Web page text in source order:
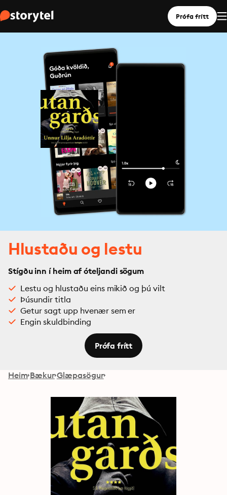
Prófa frítt
Hlustaðu og lestu
Stígðu inn í heim af óteljandi sögum
Lestu og hlustaðu eins mikið og þú vilt
Þúsundir titla
Getur sagt upp hvenær sem er
Engin skuldbinding
Prófa frítt
Heim Bækur Glæpasögur